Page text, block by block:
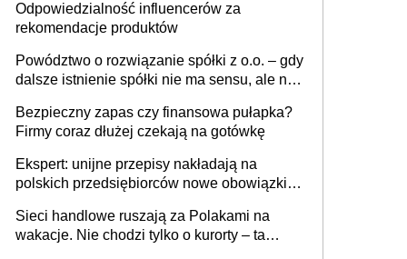
Odpowiedzialność influencerów za
rekomendacje produktów
Powództwo o rozwiązanie spółki z o.o. – gdy
dalsze istnienie spółki nie ma sensu, ale nie
Bezpieczny zapas czy finansowa pułapka?
Firmy coraz dłużej czekają na gotówkę
Ekspert: unijne przepisy nakładają na
polskich przedsiębiorców nowe obowiązki w
Sieci handlowe ruszają za Polakami na
wakacje. Nie chodzi tylko o kurorty – ta